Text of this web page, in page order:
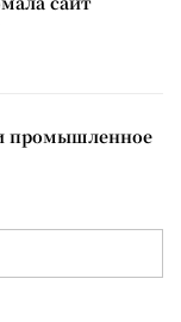
промышленное